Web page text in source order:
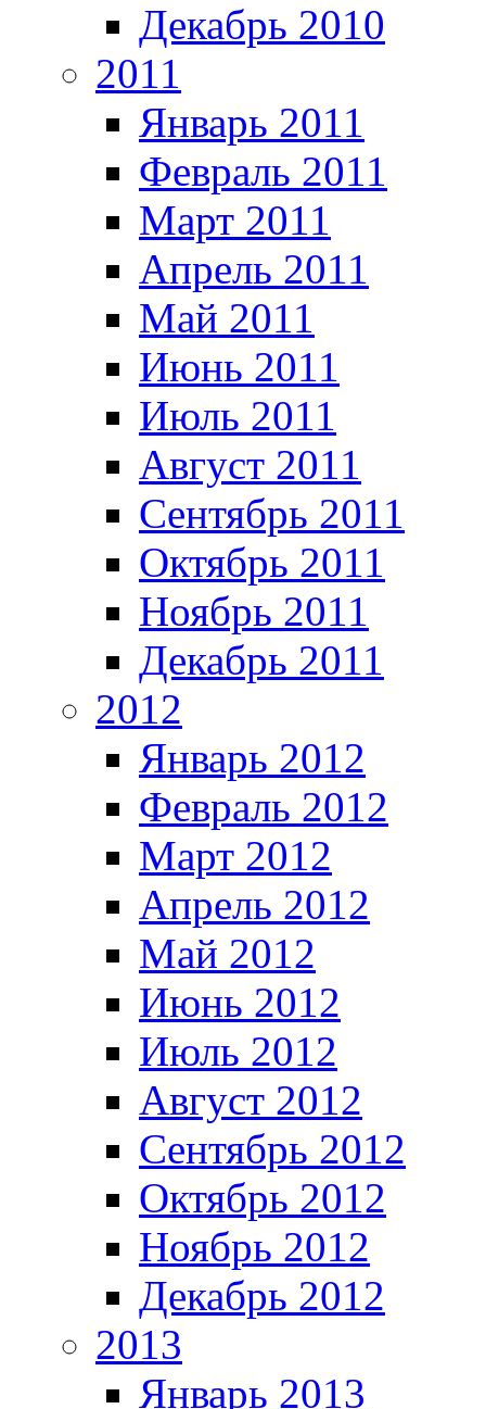
Декабрь 2010
2011
Январь 2011
Февраль 2011
Март 2011
Апрель 2011
Май 2011
Июнь 2011
Июль 2011
Август 2011
Сентябрь 2011
Октябрь 2011
Ноябрь 2011
Декабрь 2011
2012
Январь 2012
Февраль 2012
Март 2012
Апрель 2012
Май 2012
Июнь 2012
Июль 2012
Август 2012
Сентябрь 2012
Октябрь 2012
Ноябрь 2012
Декабрь 2012
2013
Январь 2013